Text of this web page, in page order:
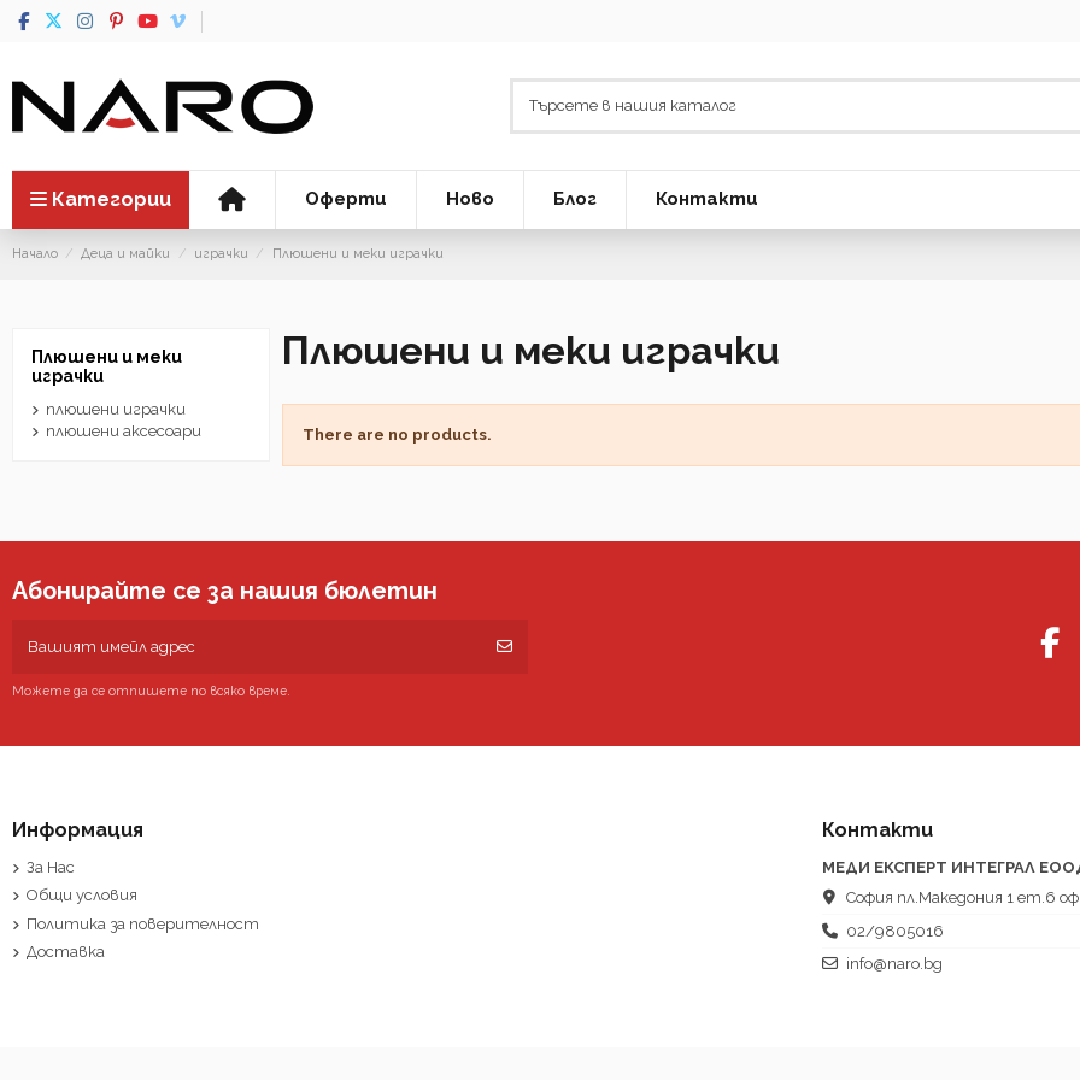
Категории Оферти Ново Блог Контакти
Начало Деца и майки играчки Плюшени и меки играчки
Плюшени и меки играчки
There are no products.
Плюшени и меки
играчки
плюшени играчки
плюшени аксесоари
Абонирайте се за нашия бюлетин
Можете да се отпишете по всяко време.
Информация
За Нас
Общи условия
Политика за поверителност
Доставка
Контакти
МЕДИ ЕКСПЕРТ ИНТЕГРАЛ
София пл.Македония 1 ет.6
02/9805016
info@naro.bg